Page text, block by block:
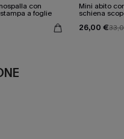
con
a foglie
Mini abito
schiena
26,00 €